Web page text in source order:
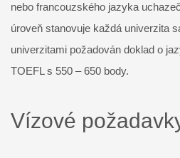
nebo francouzského jazyka
úroveň stanovuje každá univerzita
univerzitami požadován doklad o
TOEFL s 550 – 650 body.
Vízové